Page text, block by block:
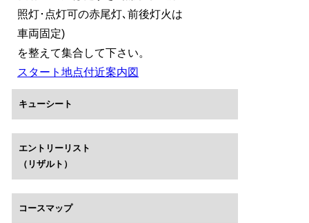
照灯･点灯可の赤尾灯､前後灯火は
車両固定)
を整えて集合して下さい。
スタート地点付近案内図
キューシート
エントリーリスト
（リザルト）
コースマップ